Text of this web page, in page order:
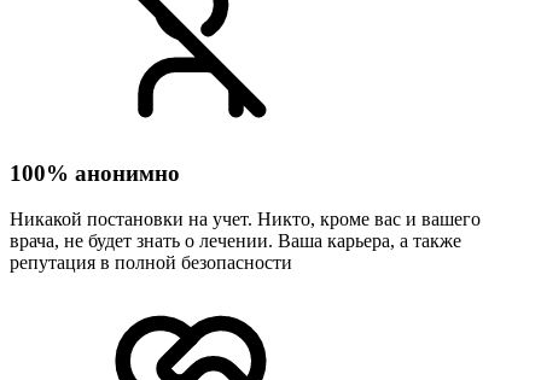
100% анонимно
Никакой постановки на учет. Никто, кроме вас и вашего
врача, не будет знать о лечении. Ваша карьера, а также
репутация в полной безопасности